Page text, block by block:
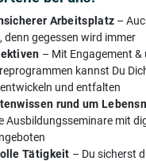
Arbeitsplatz –
denn gegessen wird immer
– Mit Engagement &
kannst Du
und entfalten
rund um
Ausbildungsseminare mit
Tätigkeit – Du sicherst